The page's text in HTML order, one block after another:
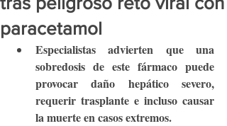
paracetamol
Especialistas advierten que una
sobredosis de este fármaco puede
provocar daño hepático severo,
requerir trasplante e incluso causar
la muerte en casos extremos.